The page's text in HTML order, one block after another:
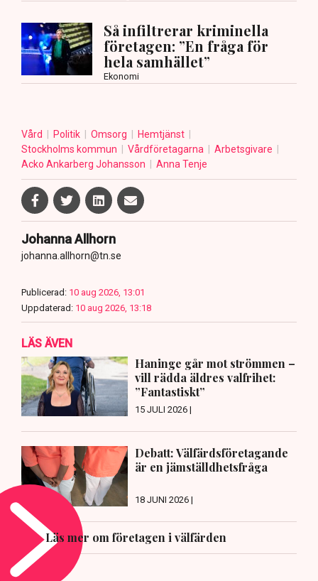
Så infiltrerar kriminella
företagen: ”En fråga för
hela samhället”
Ekonomi
Vård Politik Omsorg
Hemtjänst
Stockholms kommun
Vårdföretagarna
Arbetsgivare
Acko Ankarberg Johansson
Anna Tenje
Johanna Allhorn
johanna.allhorn@tn.se
Publicerad: 10 aug 2026, 13:01
Uppdaterad: 10 aug 2026, 13:18
LÄS ÄVEN
Haninge går mot strömmen –
vill rädda äldres valfrihet:
”Fantastiskt”
15 JULI 2026 |
Debatt: Välfärdsföretagande
är en jämställdhetsfråga
18 JUNI 2026 |
Läs mer om företagen i välfärden